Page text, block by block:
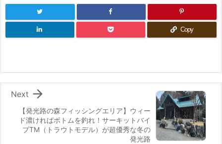
Copy
【発光路の森フィッシングエリア】ウィー
ド濃ければボトムを釣れ！サーキットバイ
ブTM（トラウトモデル）が超優秀な冬の
発光路

Next